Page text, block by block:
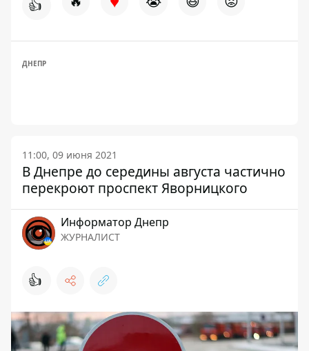
👍
ДНЕПР
11:00, 09 июня 2021
В Днепре до середины августа частично
перекроют проспект Яворницкого
Информатор Днепр
ЖУРНАЛИСТ
👍